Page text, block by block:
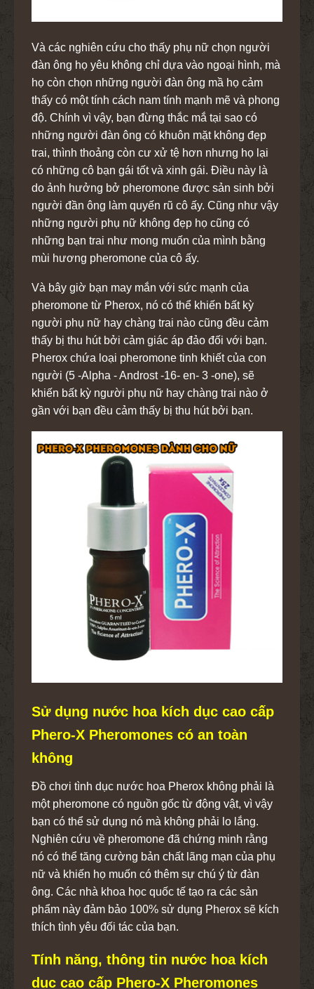
Và các nghiên cứu cho thấy phụ nữ chọn người
đàn ông họ yêu không chỉ dựa vào ngoại hình, mà
họ còn chọn những người đàn ông mầ họ cảm
thấy có một tính cách nam tính mạnh mẽ và phong
độ. Chính vì vậy, bạn đừng thắc mắ tại sao có
những người đàn ông có khuôn mặt không đẹp
trai, thình thoảng còn cư xử tệ hơn nhưng họ lại
có những cô bạn gái tốt và xinh gái. Điều này là
do ảnh hưởng bở pheromone được sản sinh bởi
người đần ông làm quyến rũ cô ấy. Cũng như vậy
những người phụ nữ không đẹp họ cũng có
những bạn trai như mong muốn của mình bằng
mùi hương pheromone của cô ấy.
Và bây giờ bạn may mắn với sức mạnh của
pheromone từ Pherox, nó có thể khiến bất kỳ
người phụ nữ hay chàng trai nào cũng đều cảm
thấy bị thu hút bởi cảm giác áp đảo đối với bạn.
Pherox chứa loại pheromone tinh khiết của con
người (5 -Alpha - Androst -16- en- 3 -one), sẽ
khiến bất kỳ người phụ nữ hay chàng trai nào ở
gần với bạn đều cảm thấy bị thu hút bởi bạn.
Sử dụng nước hoa kích dục cao cấp
Phero-X Pheromones có an toàn
không
Đồ chơi tình dục nước hoa Pherox không phải là
một pheromone có nguồn gốc từ động vật, vì vậy
bạn có thể sử dụng nó mà không phải lo lắng.
Nghiên cứu về pheromone đã chứng minh rằng
nó có thể tăng cường bản chất lãng mạn của phụ
nữ và khiến họ muốn có thêm sự chú ý từ đàn
ông. Các nhà khoa học quốc tế tạo ra các sản
phẩm này đảm bảo 100% sử dụng Pherox sẽ kích
thích tình yêu đối tác của bạn.
Tính năng, thông tin nước hoa kích
dục cao cấp Phero-X Pheromones